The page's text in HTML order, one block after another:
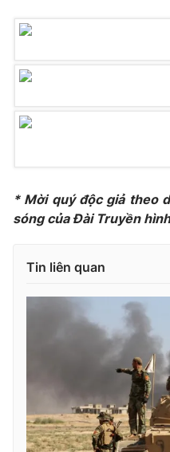
Tư vấn
Emagazine
Photo
Video
VTV Money
VTV Sức khoẻ
Thị trường 24h
Liên hệ tòa soạn
* Mời quý độc giả theo
sóng của Đài Truyền
Tin liên quan